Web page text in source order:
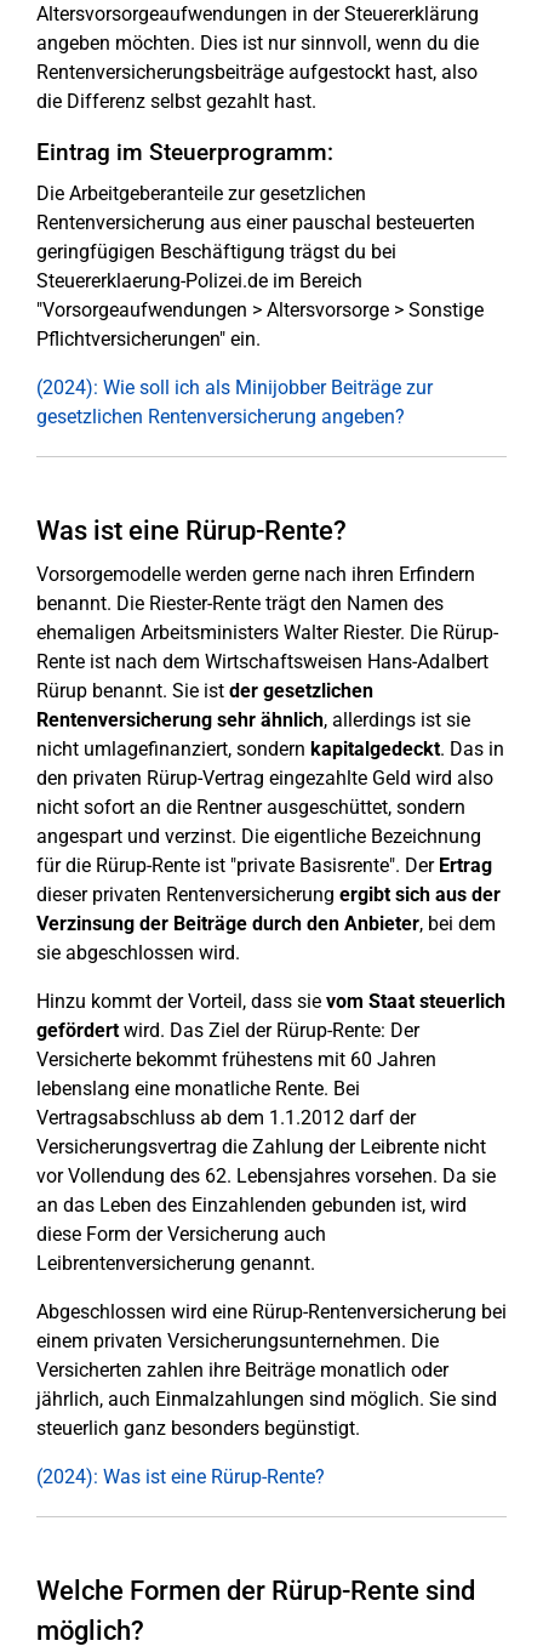
Altersvorsorgeaufwendungen in der Steuererklärung
angeben möchten. Dies ist nur sinnvoll, wenn du die
Rentenversicherungsbeiträge aufgestockt hast, also
die Differenz selbst gezahlt hast.
Eintrag im Steuerprogramm:
Die Arbeitgeberanteile zur gesetzlichen
Rentenversicherung aus einer pauschal besteuerten
geringfügigen Beschäftigung trägst du bei
Steuererklaerung-Polizei.de im Bereich
"Vorsorgeaufwendungen > Altersvorsorge > Sonstige
Pflichtversicherungen" ein.
(2024): Wie soll ich als Minijobber Beiträge zur
gesetzlichen Rentenversicherung angeben?
Was ist eine Rürup-Rente?
Vorsorgemodelle werden gerne nach ihren Erfindern
benannt. Die Riester-Rente trägt den Namen des
ehemaligen Arbeitsministers Walter Riester. Die Rürup-
Rente ist nach dem Wirtschaftsweisen Hans-Adalbert
Rürup benannt. Sie ist der gesetzlichen
Rentenversicherung sehr ähnlich, allerdings ist sie
nicht umlagefinanziert, sondern kapitalgedeckt. Das in
den privaten Rürup-Vertrag eingezahlte Geld wird also
nicht sofort an die Rentner ausgeschüttet, sondern
angespart und verzinst. Die eigentliche Bezeichnung
für die Rürup-Rente ist "private Basisrente". Der Ertrag
dieser privaten Rentenversicherung ergibt sich aus der
Verzinsung der Beiträge durch den Anbieter, bei dem
sie abgeschlossen wird.
Hinzu kommt der Vorteil, dass sie vom Staat steuerlich
gefördertwird. Das Ziel der Rürup-Rente: Der
Versicherte bekommt frühestens mit 60 Jahren
lebenslang eine monatliche Rente. Bei
Vertragsabschluss ab dem 1.1.2012 darf der
Versicherungsvertrag die Zahlung der Leibrente nicht
vor Vollendung des 62. Lebensjahres vorsehen. Da sie
an das Leben des Einzahlenden gebunden ist, wird
diese Form der Versicherung auch
Leibrentenversicherung genannt.
Abgeschlossen wird eine Rürup-Rentenversicherung bei
einem privaten Versicherungsunternehmen. Die
Versicherten zahlen ihre Beiträge monatlich oder
jährlich, auch Einmalzahlungen sind möglich. Sie sind
steuerlich ganz besonders begünstigt.
(2024): Was ist eine Rürup-Rente?
Welche Formen der Rürup-Rente sind
möglich?